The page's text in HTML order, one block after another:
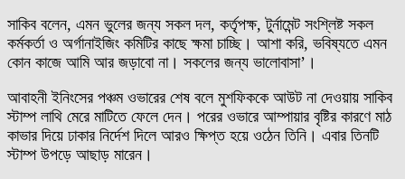
সাকিব বলেন, এমন ভুলের জন্য সকল দল, কর্তৃপক্ষ, টুর্নামেন্ট সংশ্লিষ্ট সকল
কর্মকর্তা ও অর্গানাইজিং কমিটির কাছে ক্ষমা চাচ্ছি। আশা করি, ভবিষ্যতে এমন
কোন কাজে আমি আর জড়াবো না। সকলের জন্য ভালোবাসা’।
আবাহনী ইনিংসের পঞ্চম ওভারের শেষ বলে মুশফিককে আউট না দেওয়ায় সাকিব
স্টাম্প লাথি মেরে মাটিতে ফেলে দেন। পরের ওভারে আম্পায়ার বৃষ্টির কারণে মাঠ
কাভার দিয়ে ঢাকার নির্দেশ দিলে আরও ক্ষিপ্ত হয়ে ওঠেন তিনি। এবার তিনটি
স্টাম্প উপড়ে আছাড় মারেন।